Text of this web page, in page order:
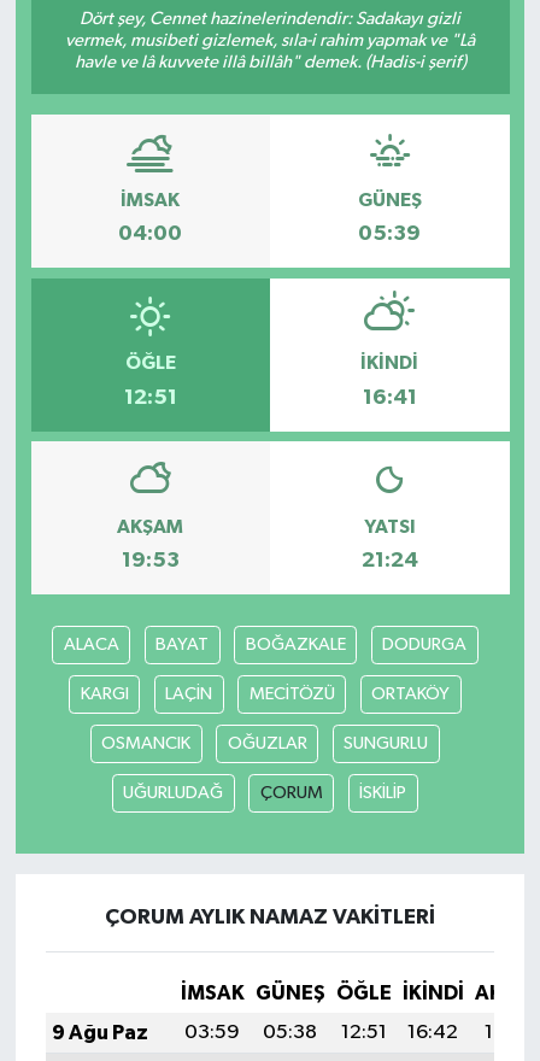
Dört şey, Cennet hazinelerindendir: Sadakayı gizli
vermek, musibeti gizlemek, sıla-i rahim yapmak ve "Lâ
havle ve lâ kuvvete illâ billâh" demek. (Hadis-i şerif)
İMSAK
04:00
GÜNEŞ
05:39
ÖĞLE
12:51
İKINDI
16:41
AKŞAM
19:53
YATSI
21:24
ALACA BAYAT BOĞAZKALE DODURGA
KARGI LAÇİN MECİTÖZÜ ORTAKÖY
OSMANCIK OĞUZLAR SUNGURLU
UĞURLUDAĞ ÇORUM İSKİLİP
ÇORUM AYLIK NAMAZ VAKITLERI
İMSAK GÜNEŞ ÖĞLE İKINDI
9 Ağu Paz
03:59 05:38 12:51 16:42
19:54